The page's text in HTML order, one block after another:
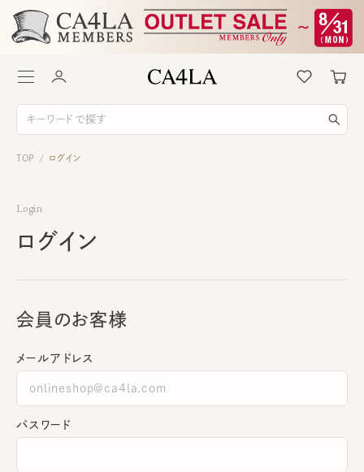
TOP / ログイン
Login
ログイン
会員のお客様
メールアドレス
パスワード